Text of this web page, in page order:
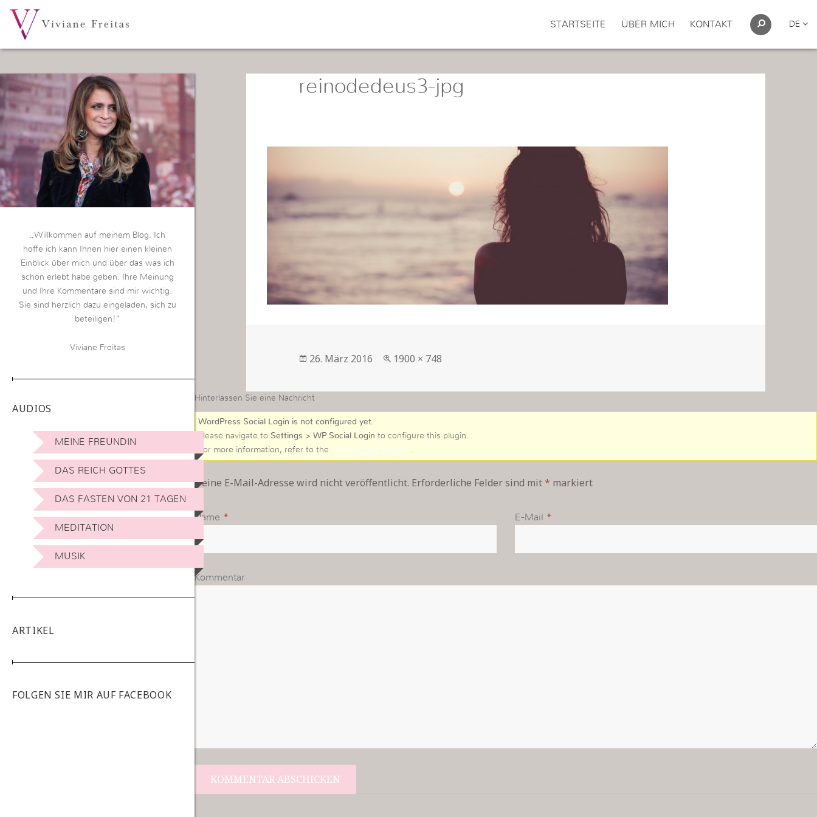
STARTSEITE ÜBER MICH KONTAKT DE
„Willkommen auf meinem Blog. Ich
hoffe ich kann Ihnen hier einen kleinen
Einblick über mich und über das was ich
schon erlebt habe geben. Ihre Meinung
und Ihre Kommentare sind mir wichtig.
Sie sind herzlich dazu eingeladen, sich zu
beteiligen!“
Viviane Freitas
AUDIOS
MEINE FREUNDIN
DAS REICH GOTTES
DAS FASTEN VON 21 TAGEN
MEDITATION
MUSIK
ARTIKEL
FOLGEN SIE MIR AUF FACEBOOK
reinodedeus3-jpg
Veröffentlicht
26. März 2016
in
1900 × 748
Hinterlassen Sie eine Nachricht
WordPress Social Login is not configured yet.
Please navigate to Settings > WP Social Login to configure this plugin.
For more information, refer to the
online user guide ..
Deine E-Mail-Adresse wird nicht veröffentlicht. Erforderliche Felder sind mit* markiert
Name * E-Mail *
Kommentar